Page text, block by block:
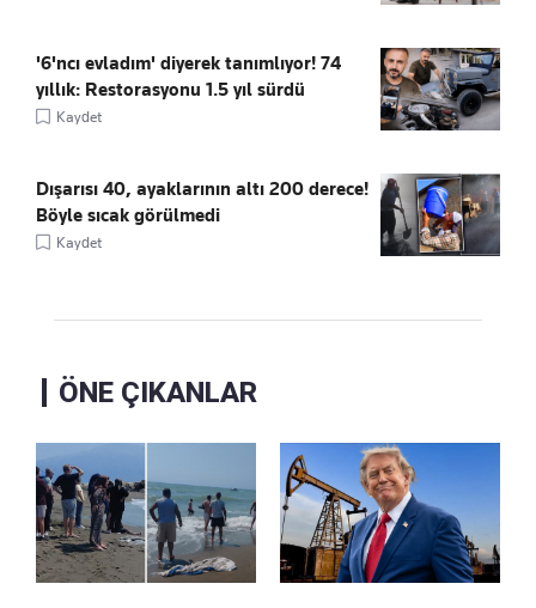
'6'ncı evladım' diyerek tanımlıyor! 74
yıllık: Restorasyonu 1.5 yıl sürdü
Kaydet
Dışarısı 40, ayaklarının altı 200 derece!
Böyle sıcak görülmedi
Kaydet
ÖNE ÇIKANLAR